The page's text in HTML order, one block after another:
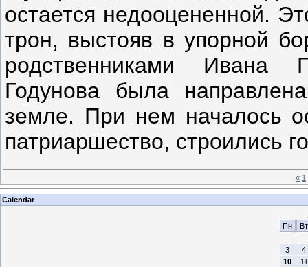
остается недооцененной.
трон, выстояв в упорной
родственниками Ивана
Годунова была
земле. При нем началось
патриаршество, строились
« 1
Calendar
Пн
Вт
3
4
10
11